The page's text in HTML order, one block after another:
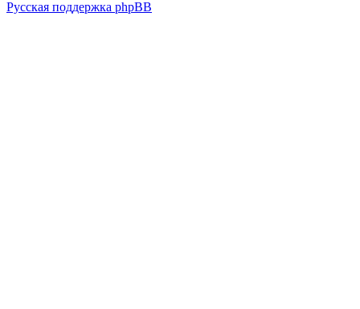
Русская поддержка phpBB